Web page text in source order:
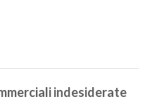
indesiderate